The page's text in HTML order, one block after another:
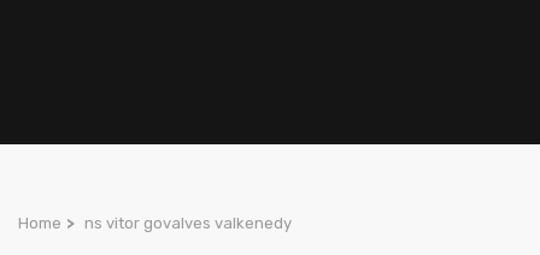
Home > ns vitor govalves valkenedy